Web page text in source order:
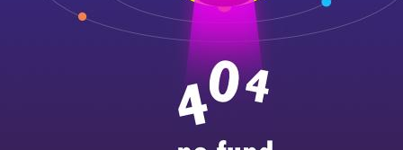
地址：无锡市锡山区芙蓉四路